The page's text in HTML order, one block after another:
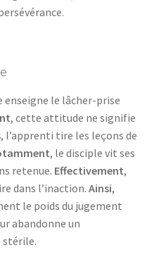
enseigne le lâcher-prise
, cette attitude ne signifie
, l’apprenti tire les leçons de
, le disciple vit ses
retenue. Effectivement,
dans l’inaction. Ainsi,
le poids du jugement
abandonne un
stérile.